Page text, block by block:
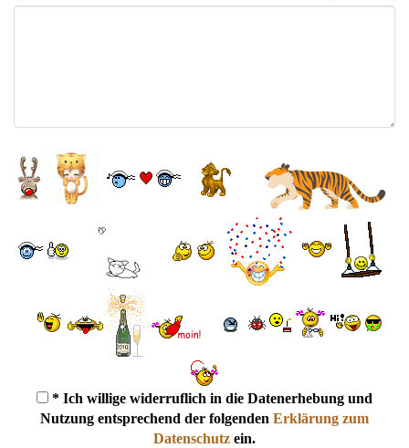
* Ich willige widerruflich in die Datenerhebung und
Nutzung entsprechend der folgenden Erklärung zum
Datenschutz ein.